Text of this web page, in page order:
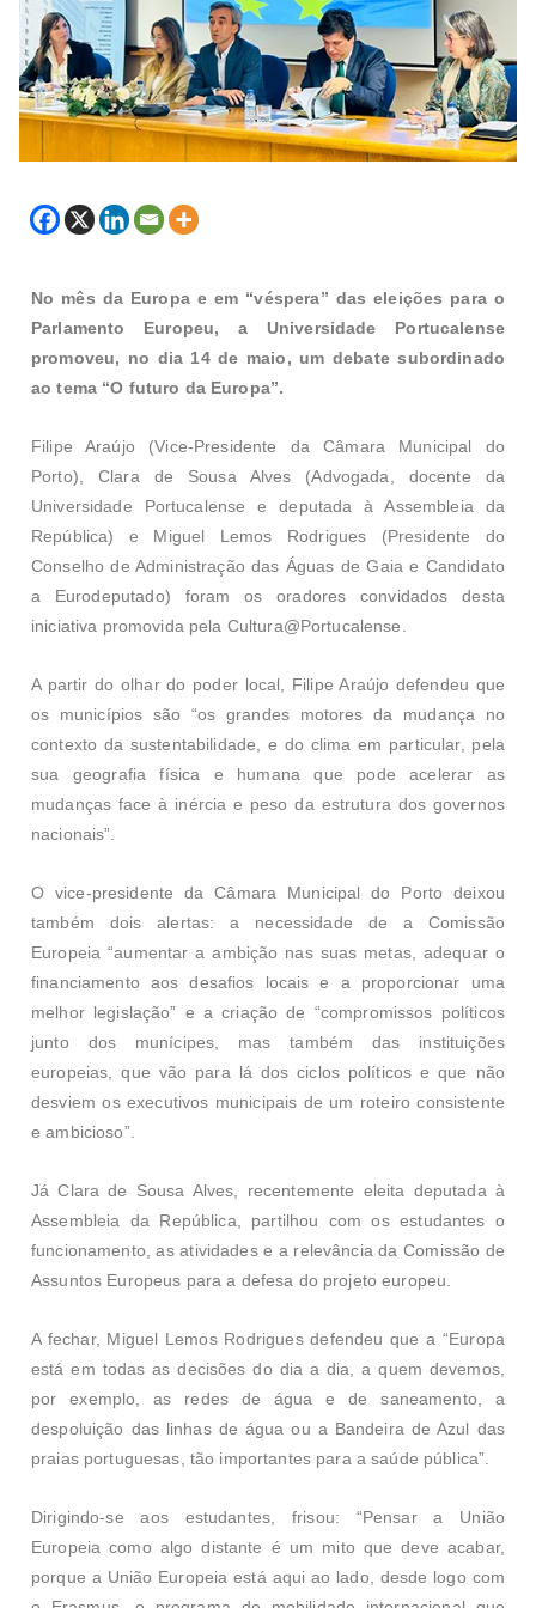
No mês da Europa e em “véspera” das eleições para o
Parlamento Europeu, a Universidade Portucalense
promoveu, no dia 14 de maio, um debate subordinado
ao tema “O futuro da Europa”.
Filipe Araújo (Vice-Presidente da Câmara Municipal do
Porto), Clara de Sousa Alves (Advogada, docente da
Universidade Portucalense e deputada à Assembleia da
República) e Miguel Lemos Rodrigues (Presidente do
Conselho de Administração das Águas de Gaia e Candidato
a Eurodeputado) foram os oradores convidados desta
iniciativa promovida pela Cultura@Portucalense.
A partir do olhar do poder local, Filipe Araújo defendeu que
os municípios são “os grandes motores da mudança no
contexto da sustentabilidade, e do clima em particular, pela
sua geografia física e humana que pode acelerar as
mudanças face à inércia e peso da estrutura dos governos
nacionais”.
O vice-presidente da Câmara Municipal do Porto deixou
também dois alertas: a necessidade de a Comissão
Europeia “aumentar a ambição nas suas metas, adequar o
financiamento aos desafios locais e a proporcionar uma
melhor legislação” e a criação de “compromissos políticos
junto dos munícipes, mas também das instituições
europeias, que vão para lá dos ciclos políticos e que não
desviem os executivos municipais de um roteiro consistente
e ambicioso”.
Já Clara de Sousa Alves, recentemente eleita deputada à
Assembleia da República, partilhou com os estudantes o
funcionamento, as atividades e a relevância da Comissão de
Assuntos Europeus para a defesa do projeto europeu.
A fechar, Miguel Lemos Rodrigues defendeu que a “Europa
está em todas as decisões do dia a dia, a quem devemos,
por exemplo, as redes de água e de saneamento, a
despoluição das linhas de água ou a Bandeira de Azul das
praias portuguesas, tão importantes para a saúde pública”.
Dirigindo-se aos estudantes, frisou: “Pensar a União
Europeia como algo distante é um mito que deve acabar,
porque a União Europeia está aqui ao lado, desde logo com